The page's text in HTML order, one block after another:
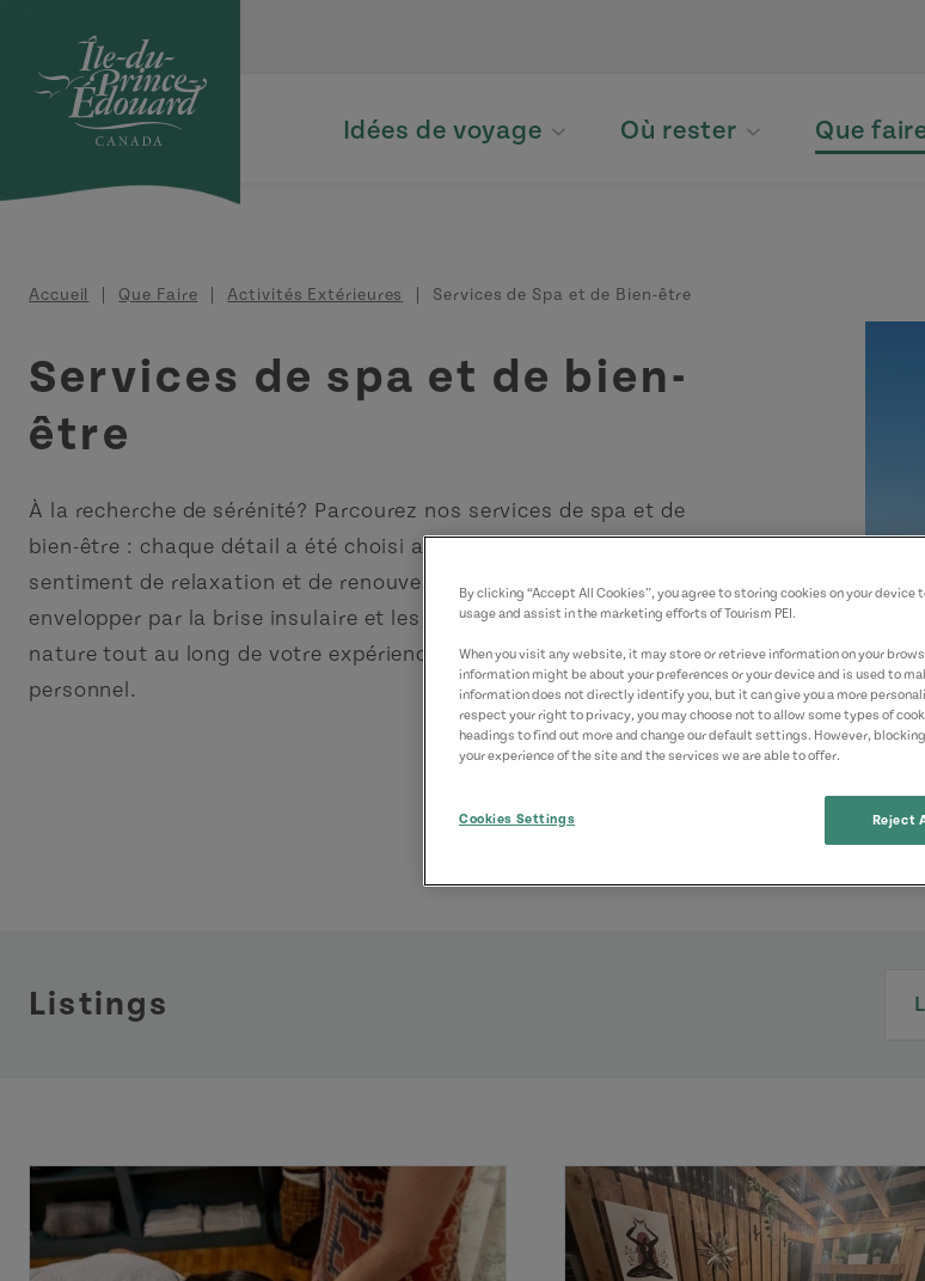
Idées de voyage Où rester Que
Fil d'Ariane
Accueil Que Faire Activités Extérieures Services de Spa et de Bien-être
Services de spa et de bien-
être
À la recherche de sérénité? Parcourez nos services de spa et de
bien-être : chaque détail a été choisi avec soin afin d’évoquer un
sentiment de relaxation et de renouveau. Laissez-vous
envelopper par la brise insulaire et les sons apaisants de la
nature tout au long de votre expérience d’enrichissement
personnel.
Listings
By clicking “Accept All Cookies”, you agree to storing cookies on your
usage and assist in the marketing efforts of Tourism PEI.
When you visit any website, it may store or retrieve information on your
information might be about your preferences or your device and is used to
information does not directly identify you, but it can give you a more
respect your right to privacy, you may choose not to allow some types of
headings to find out more and change our default settings. However,
your experience of the site and the services we are able to offer.
Cookies Settings Reject